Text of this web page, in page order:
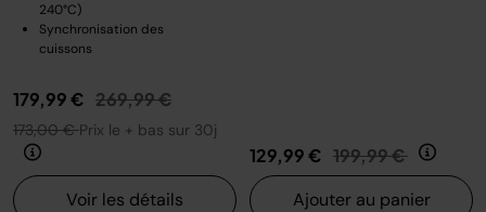
240°C)
Synchronisation des
cuissons
179,99 € Prix réduit de
269,99 €au
173,00 €Prix le + bas sur 30j
Voir les détails
129,99 € Prix réduit de
199,99 € au
Ajouter au panier